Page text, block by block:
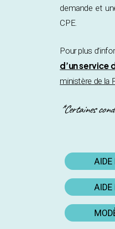
demande et
CPE.
Pour plus
d’un service
ministère de la
*Certaines
AIDE